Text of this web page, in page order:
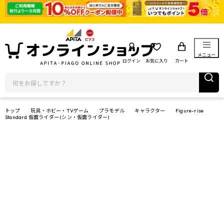
ログイン お気に入り カート
メニュー
トップ 玩具・ホビー・TVゲーム プラモデル キャラクター
Figure-rise
Standard 仮面ライダー (シン・仮面ライダー)